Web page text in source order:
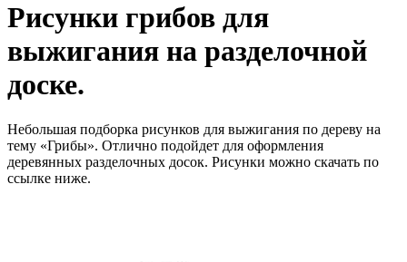
Рисунки грибов для
выжигания на разделочной
доске.
Небольшая подборка рисунков для выжигания по дереву на
тему «Грибы». Отлично подойдет для оформления
деревянных разделочных досок. Рисунки можно скачать по
ссылке ниже.